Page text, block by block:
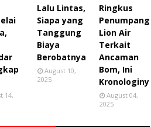
14,
Lalu Lintas,
Siapa yang
Tanggung
Biaya
Berobatnya
August 10,
2025
Ringkus
Penumpang
Lion Air
Terkait
Ancaman
Bom, Ini
Kronologinya
August 04,
2025